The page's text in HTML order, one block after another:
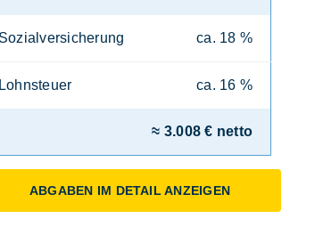
Sozialversicherung ca. 18 %
Lohnsteuer ca. 16 %
≈ 3.008 € netto
ABGABEN IM DETAIL ANZEIGEN